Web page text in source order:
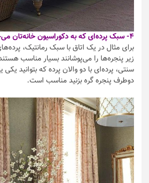
۴- سبک پرده‌ای که به دکوراسیون خانه‌تان می‌خورد انتخاب کنید.
برای مثال در یک اتاق با سبک رمانتیک،
زیر پنجره‌ها را می‌پوشانند بسیار مناسب
سنتی، پرده‌ای با دو والان پرده که بتوانید یکی
دوطرف پنجره گره بزنید مناسب است.